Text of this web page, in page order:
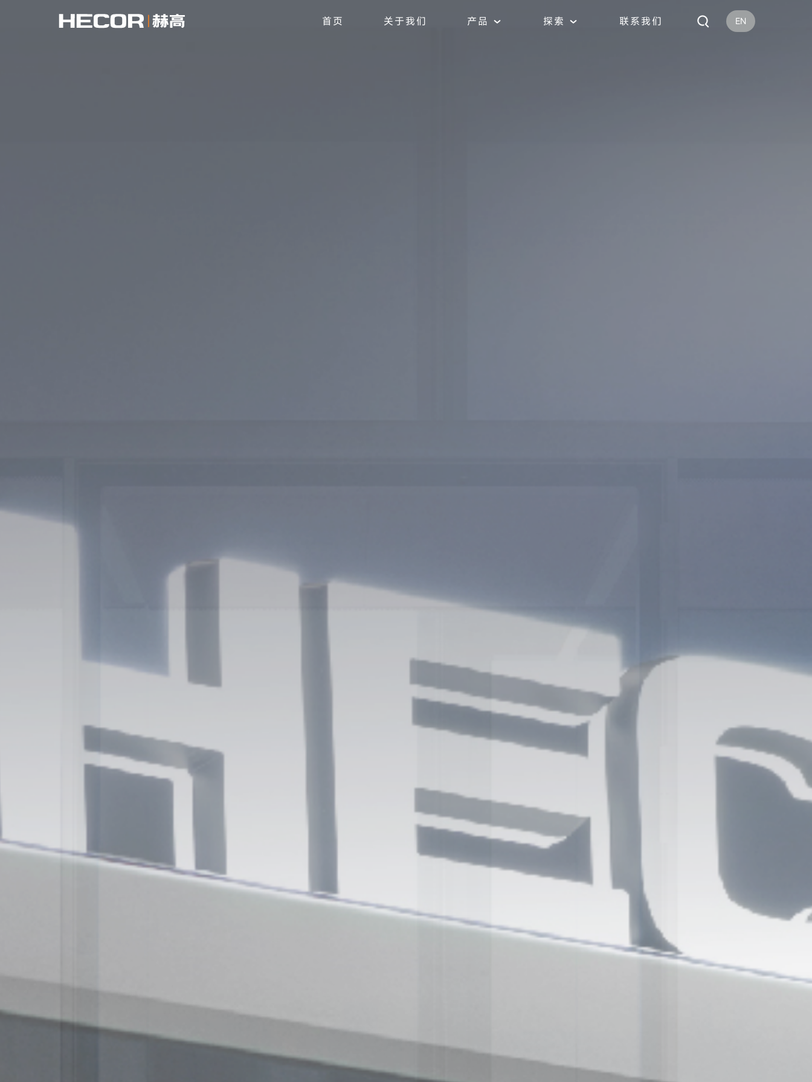
首页 关于我们 产品 探索 联系我们 EN